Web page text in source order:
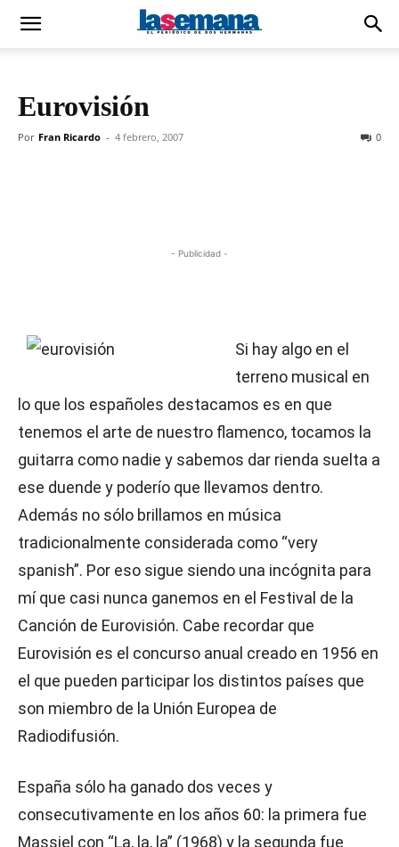
Eurovisión
Por Fran Ricardo - 4 febrero, 2007 0
- Publicidad -
Si hay algo en el
terreno musical en
lo que los españoles destacamos es en que
tenemos el arte de nuestro flamenco, tocamos la
guitarra como nadie y sabemos dar rienda suelta a
ese duende y poderío que llevamos dentro.
Además no sólo brillamos en música
tradicionalmente considerada como “very
spanish”. Por eso sigue siendo una incógnita para
mí que casi nunca ganemos en el Festival de la
Canción de Eurovisión. Cabe recordar que
Eurovisión es el concurso anual creado en 1956 en
el que pueden participar los distintos países que
son miembro de la Unión Europea de
Radiodifusión.
España sólo ha ganado dos veces y
consecutivamente en los años 60: la primera fue
Massiel con “La, la, la” (1968) y la segunda fue